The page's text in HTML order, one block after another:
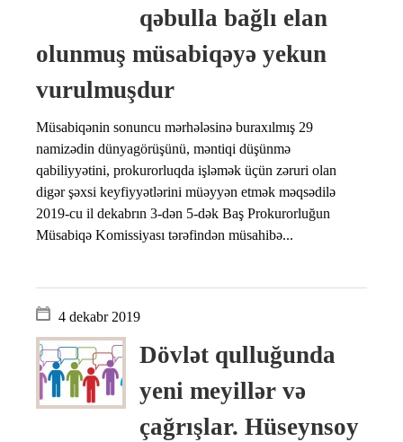
qəbulla bağlı elan
olunmuş müsabiqəyə yekun
vurulmuşdur
Müsabiqənin sonuncu mərhələsinə buraxılmış 29
namizədin dünyagörüşünü, məntiqi düşünmə
qabiliyyətini, prokurorluqda işləmək üçün zəruri olan
digər şəxsi keyfiyyətlərini müəyyən etmək məqsədilə
2019-cu il dekabrın 3-dən 5-dək Baş Prokurorluğun
Müsabiqə Komissiyası tərəfindən müsahibə...
4 dekabr 2019
Dövlət qulluğunda
yeni meyillər və
çağrışlar. Hüseynsoy